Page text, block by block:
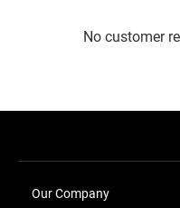
No customer
Our Company